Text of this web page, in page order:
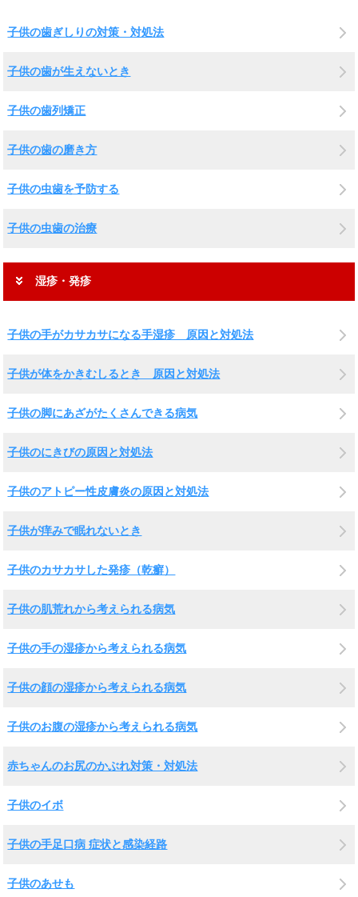
子供の歯ぎしりの対策・対処法
子供の歯が生えないとき
子供の歯列矯正
子供の歯の磨き方
子供の虫歯を予防する
子供の虫歯の治療
湿疹・発疹
子供の手がカサカサになる手湿疹 原因と対処法
子供が体をかきむしるとき 原因と対処法
子供の脚にあざがたくさんできる病気
子供のにきびの原因と対処法
子供のアトピー性皮膚炎の原因と対処法
子供が痒みで眠れないとき
子供のカサカサした発疹（乾癬）
子供の肌荒れから考えられる病気
子供の手の湿疹から考えられる病気
子供の顔の湿疹から考えられる病気
子供のお腹の湿疹から考えられる病気
赤ちゃんのお尻のかぶれ対策・対処法
子供のイボ
子供の手足口病 症状と感染経路
子供のあせも